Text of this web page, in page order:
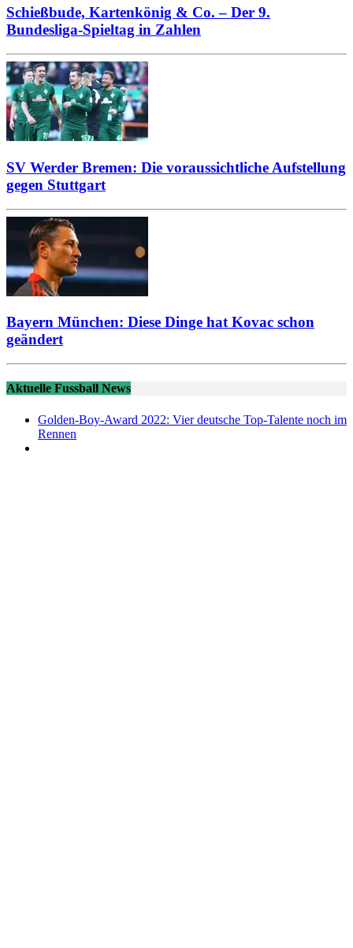
Schießbude, Kartenkönig & Co. – Der 9.
Bundesliga-Spieltag in Zahlen
SV Werder Bremen: Die voraussichtliche Aufstellung
gegen Stuttgart
Bayern München: Diese Dinge hat Kovac schon
geändert
Aktuelle Fussball News
Golden-Boy-Award 2022: Vier deutsche Top-Talente noch im
Rennen